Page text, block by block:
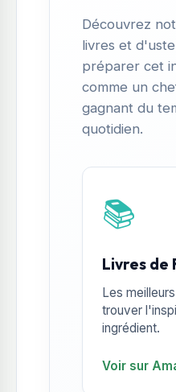
Découvrez
livres et
préparer cet
comme un
gagnant du
quotidien.
📚
Livres de
Les
trouver
ingrédient.
Voir sur